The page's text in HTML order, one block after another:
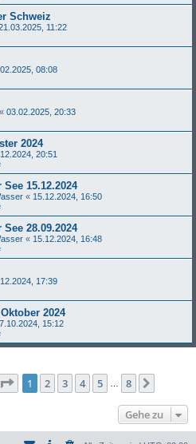
Schweiz
11:22
08:08
« 03.02.2025, 20:33
2024
20:51
15.12.2024
« 15.12.2024, 16:50
28.09.2024
« 15.12.2024, 16:48
17:39
2024
15:12
Seite 1von
1 2 3 4 5 8
Gehe zu